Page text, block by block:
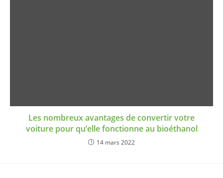
Les nombreux avantages de convertir votre
voiture pour qu’elle fonctionne au bioéthanol
14 mars 2022